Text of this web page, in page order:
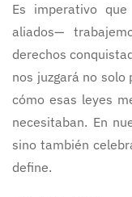
Es imperativo
aliados—
derechos
nos juzgará no
cómo esas leyes
necesitaban. En
sino también
define.